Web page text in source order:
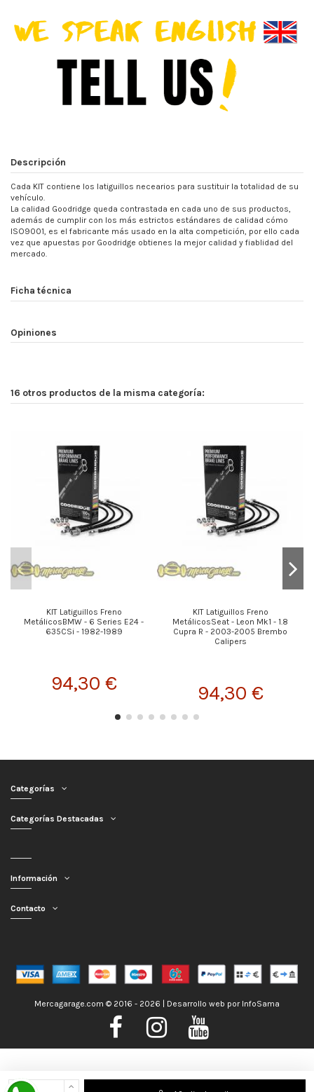
Nos encontramos de Vacaciones, no obstante los pedidos hechos se
Descripción
Cada KIT contiene los latiguillos necearios para sustituir la totalidad de su
vehículo.
La calidad Goodridge queda contrastada en cada uno de sus productos,
además de cumplir con los más estrictos estándares de calidad cómo
ISO9001, es el fabricante más usado en la alta competición, por ello cada
vez que apuestas por Goodridge obtienes la mejor calidad y fiablidad del
mercado.
Ficha técnica
Opiniones
16 otros productos de la misma categoría:
KIT Latiguillos Freno
MetálicosBMW - 6 Series E24 -
635CSi - 1982-1989
94,30 €
KIT Latiguillos Freno
MetálicosSeat - Leon Mk1 - 1.8
Cupra R - 2003-2005 Brembo
Calipers
94,30 €
Categorías
Categorías Destacadas
Información
Contacto
Mercagarage.com © 2016 - 2026 | Desarrollo web por InfoSama